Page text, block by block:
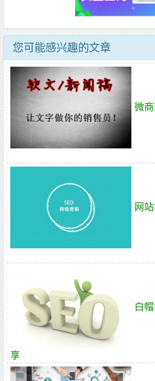
您可能感兴趣的文章
微
网
白
享